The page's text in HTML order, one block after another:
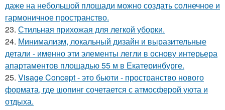
даже на небольшой площади можно создать солнечное и
гармоничное пространство.
23. Стильная прихожая для легкой уборки.
24. Минимализм, локальный дизайн и выразительные
детали - именно эти элементы легли в основу интерьера
апартаментов площадью 55 м в Екатеринбурге.
25. Visage Concept - это бьюти - пространство нового
формата, где шопинг сочетается с атмосферой уюта и
отдыха.